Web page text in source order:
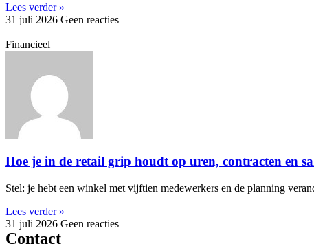
Lees verder »
31 juli 2026 Geen reacties
Financieel
Hoe je in de retail grip houdt op uren, contracten en
Stel: je hebt een winkel met vijftien medewerkers en de planning
Lees verder »
31 juli 2026 Geen reacties
Contact